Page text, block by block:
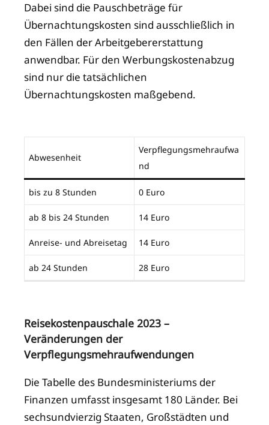
Dabei sind die Pauschbeträge für
Übernachtungskosten sind ausschließlich in
den Fällen der Arbeitgebererstattung
anwendbar. Für den Werbungskostenabzug
sind nur die tatsächlichen
Übernachtungskosten maßgebend.
Abwesenheit
Verpflegungsmehraufwa
nd
bis zu 8 Stunden 0 Euro
ab 8 bis 24 Stunden 14 Euro
Anreise- und Abreisetag 14 Euro
ab 24 Stunden 28 Euro
Reisekostenpauschale 2023 –
Veränderungen der
Verpflegungsmehraufwendungen
Die Tabelle des Bundesministeriums der
Finanzen umfasst insgesamt 180 Länder. Bei
sechsundvierzig Staaten, Großstädten und